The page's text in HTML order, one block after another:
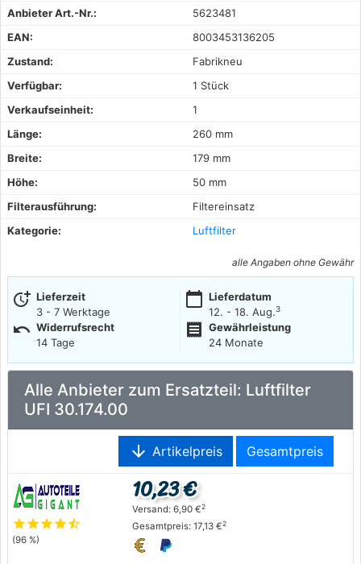
Anbieter Art.-Nr.:
5623481
EAN:
8003453136205
Zustand:
Fabrikneu
Verfügbar:
1 Stück
Verkaufseinheit:
1
Länge:
260 mm
Breite:
179 mm
Höhe:
50 mm
Filterausführung:
Filtereinsatz
Kategorie:
Luftfilter
alle Angaben ohne Gewähr
more_time Lieferzeit
3 - 7 Werktage
calendar_today Lieferdatum
12. - 18. Aug.3
undo Widerrufsrecht
14 Tage
receipt
Gewährleistung
24 Monate
Alle Anbieter zum Ersatzteil: Luftfilter
UFI 30.174.00
arrow_downward Artikelpreis Gesamtpreis
starstarstarstarstar_half
(96 %)
10,23 €
Versand: 6,90 €2
Gesamtpreis: 17,13 €2